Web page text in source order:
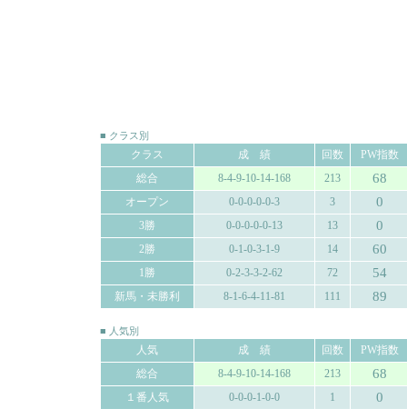
■ クラス別
クラス 成 績 回数
PW指数
総合
8-4-9-10-14-168 213 68
オープン 0-0-0-0-0-3 3 0
3勝 0-0-0-0-0-13 13 0
2勝 0-1-0-3-1-9 14 60
1勝 0-2-3-3-2-62 72 54
新馬・未勝利 8-1-6-4-11-81 111 89
■ 人気別
人気 成 績 回数
PW指数
総合
8-4-9-10-14-168 213 68
１番人気 0-0-0-1-0-0 1 0